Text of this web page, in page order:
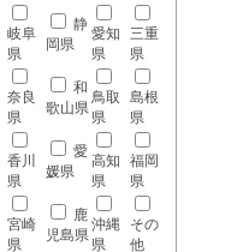
岐阜
県
静
岡県
愛知
県
三重
県
奈良
県
和
歌山県
鳥取
県
島根
県
香川
県
愛
媛県
高知
県
福岡
県
宮崎
県
鹿
児島県
沖縄
県
その
他